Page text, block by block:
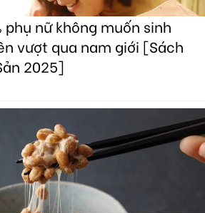
phụ nữ không muốn sinh
vượt qua nam giới [Sách
2025]